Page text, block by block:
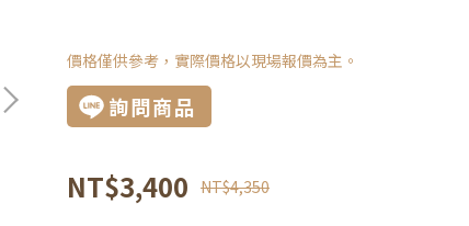
價格僅供參考，實際價格以現場報價為主。
詢問商品
NT$3,400 NT$4,350